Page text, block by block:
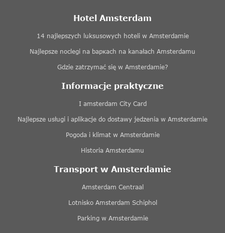
Hotel Amsterdam
14 najlepszych luksusowych hoteli w Amsterdamie
Najlepsze noclegi na baркach na kanałach Amsterdamu
Gdzie zatrzymać się w Amsterdamie?
Informacje praktyczne
I amsterdam City Card
Najlepsze usługi i aplikacje do dostawy jedzenia w Amsterdamie
Pogoda i klimat w Amsterdamie
Historia Amsterdamu
Transport w Amsterdamie
Amsterdam Centraal
Lotnisko Amsterdam Schiphol
Parking w Amsterdamie